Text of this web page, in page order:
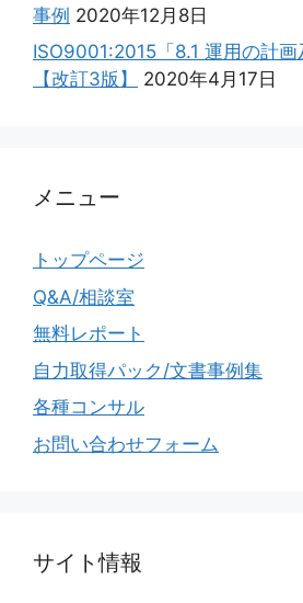
事例 2020年12月8日
ISO9001:2015「8.1 運用の計
【改訂3版】
2020年4月17日
メニュー
トップページ
Q&A/相談室
無料レポート
自力取得パック/文書事例集
各種コンサル
お問い合わせフォーム
サイト情報